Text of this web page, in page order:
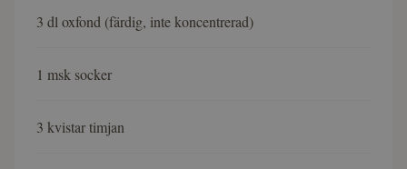
3 dl oxfond (färdig, inte koncentrerad)
1 msk socker
3 kvistar timjan